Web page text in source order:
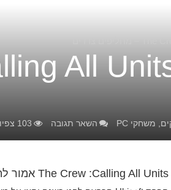
משחקי PC השאר תגובה 103 צפיות
The Crew :Calling All Units אמור להציג צד שונה למשחק המירוצים, האם זה נכון?